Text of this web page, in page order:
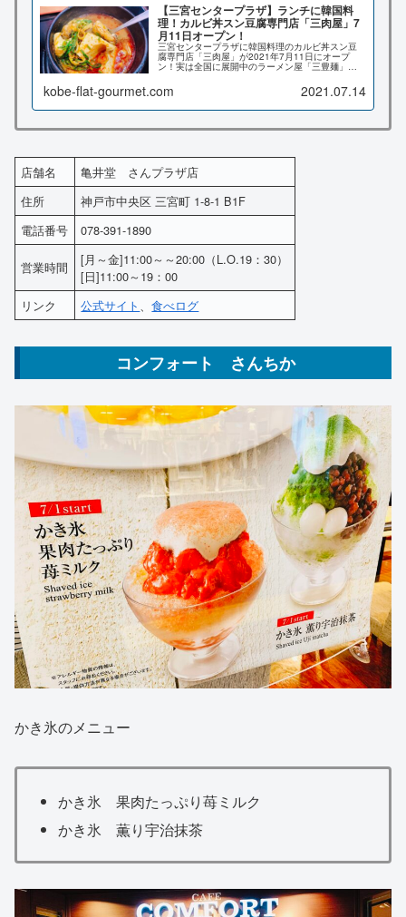
【三宮センタープラザ】ランチに韓国料
理！カルビ丼スン豆腐専門店「三肉屋」7
月11日オープン！
三宮センタープラザに韓国料理のカルビ丼スン豆
腐専門店「三肉屋」が2021年7月11日にオープ
ン！実は全国に展開中のラーメン屋「三豊麺」の
よ！早速ランチにスンドゥブを食べてきたので詳
しくお伝えいたします♪
kobe-flat-gourmet.com 2021.07.14
店舗名
亀井堂 さんプラザ店
住所
神戸市中央区 三宮町 1-8-1 B1F
電話番号
078-391-1890
営業時間
[月～金]11:00～～20:00（L.O.19：30）
[日]11:00～19：00
リンク
公式サイト 、食べログ
コンフォート さんちか
かき氷のメニュー
かき氷 果肉たっぷり苺ミルク
かき氷 薫り宇治抹茶